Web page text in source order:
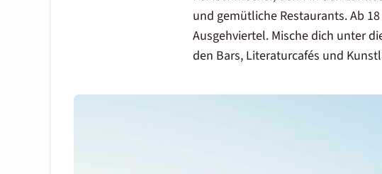
und gemütliche Restaurants. Ab
Ausgehviertel. Mische dich unter
den Bars, Literaturcafés und